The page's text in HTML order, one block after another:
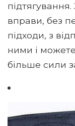
вправи, без
підходи, з
ними і
більше сили